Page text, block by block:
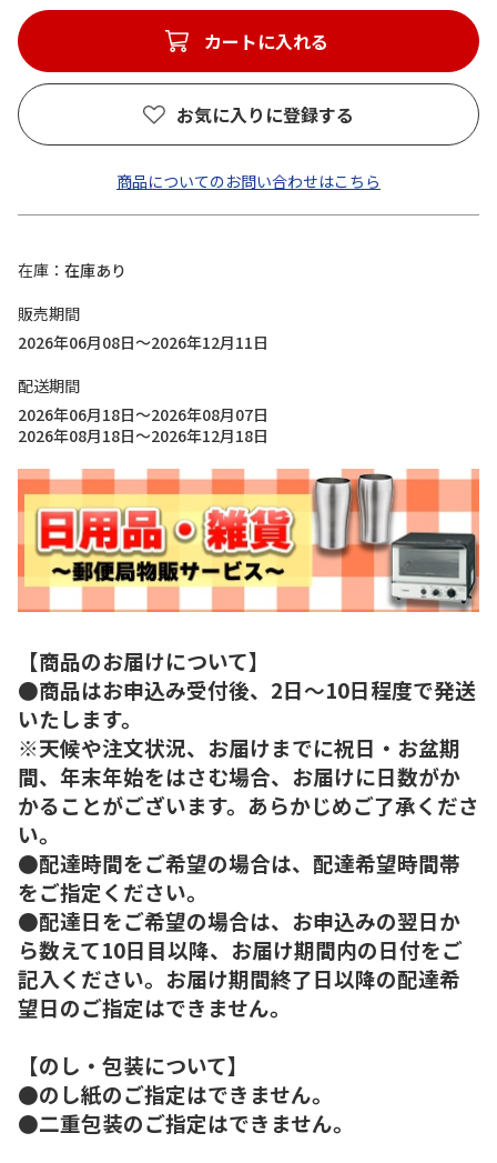
カートに入れる
お気に入りに登録する
商品についてのお問い合わせはこちら
在庫
在庫あり
販売期間
2026年06月08日～2026年12月11日
配送期間
2026年06月18日～2026年08月07日
2026年08月18日～2026年12月18日
【商品のお届けについて】
●商品はお申込み受付後、2日～10日程度で発送
いたします。
※天候や注文状況、お届けまでに祝日・お盆期
間、年末年始をはさむ場合、お届けに日数がか
かることがございます。あらかじめご了承くださ
い。
●配達時間をご希望の場合は、配達希望時間帯
をご指定ください。
●配達日をご希望の場合は、お申込みの翌日か
ら数えて10日目以降、お届け期間内の日付をご
記入ください。お届け期間終了日以降の配達希
望日のご指定はできません。
【のし・包装について】
●のし紙のご指定はできません。
●二重包装のご指定はできません。